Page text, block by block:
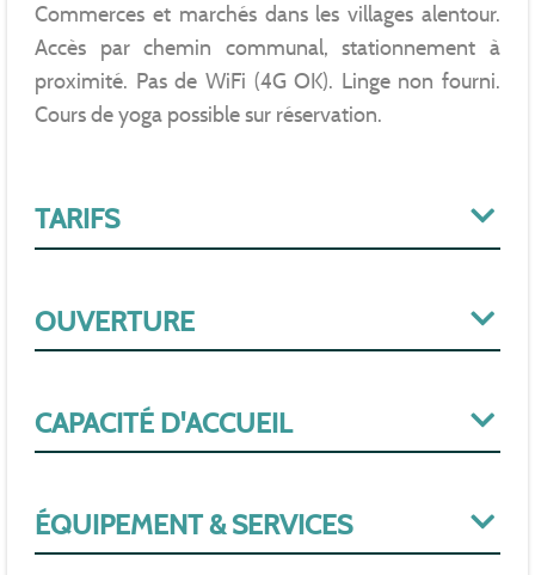
Commerces et marchés dans les villages alentour.
Accès par chemin communal, stationnement à
proximité. Pas de WiFi (4G OK). Linge non fourni.
Cours de yoga possible sur réservation.
TARIFS
OUVERTURE
CAPACITÉ D'ACCUEIL
ÉQUIPEMENT & SERVICES